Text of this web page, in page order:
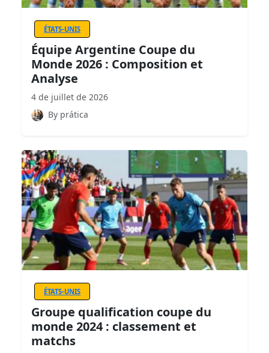
ÉTATS-UNIS
Équipe Argentine Coupe du
Monde 2026 : Composition et
Analyse
4 de juillet de 2026
By prática
ÉTATS-UNIS
Groupe qualification coupe du
monde 2024 : classement et
matchs